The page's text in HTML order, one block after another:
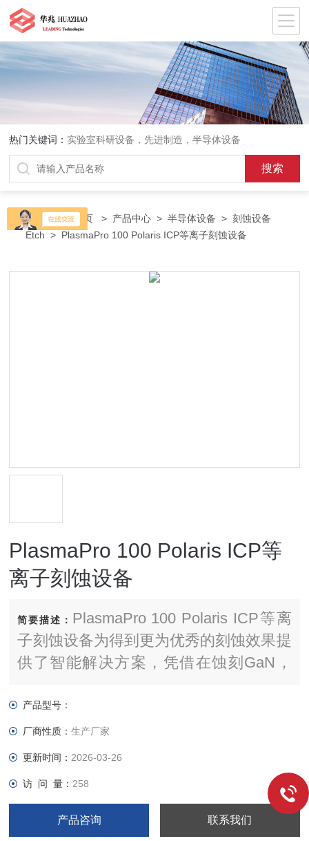
热门关键词： 实验室科研设备，先进制造，半导体设备
当前位置：首页 > 产品中心 >半导体设备 >刻蚀设备
Etch > PlasmaPro 100 Polaris ICP等离子刻蚀设备
PlasmaPro 100 Polaris ICP等
离子刻蚀设备
简要描述： PlasmaPro 100 Polaris ICP等离
子刻蚀设备为得到更为优秀的刻蚀效果提
供了智能解决方案，凭借在蚀刻GaN，
们的技术既能够满足性价比的要求、又能
使器件的性能得到更优化。
产品型号：
厂商性质：生产厂家
更新时间： 2026-03-26
访 问 量： 258
产品咨询 联系我们